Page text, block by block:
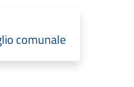
comunale